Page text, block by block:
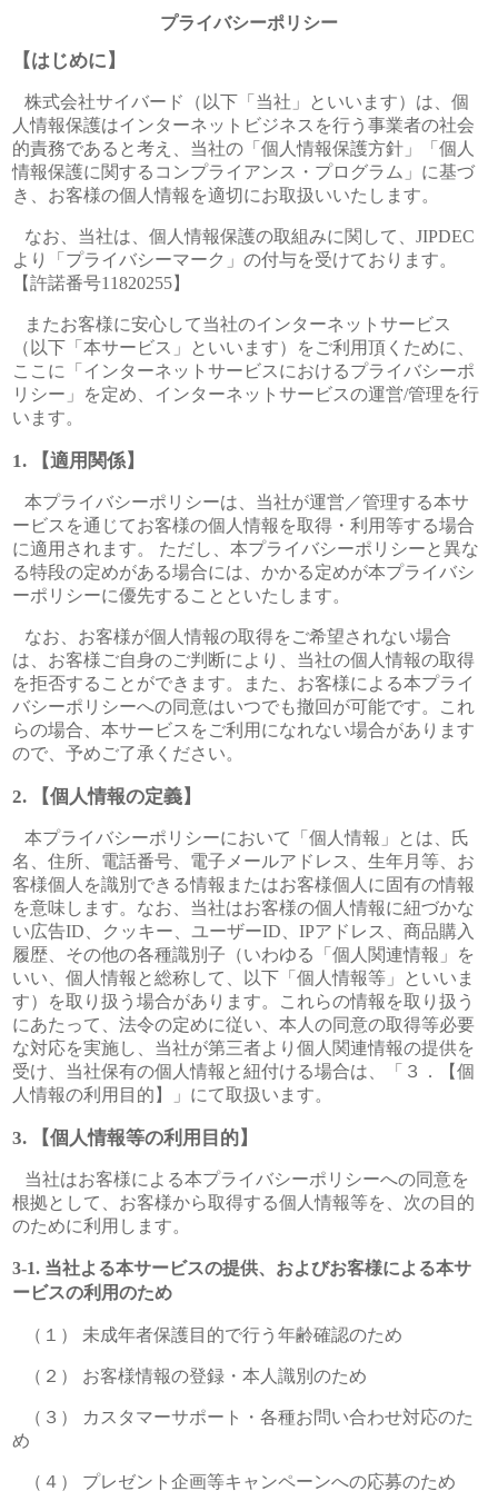
プライバシーポリシー
【はじめに】
株式会社サイバード（以下「当社」といいます）は、個
人情報保護はインターネットビジネスを行う事業者の社会
的責務であると考え、当社の「個人情報保護方針」「個人
情報保護に関するコンプライアンス・プログラム」に基づ
き、お客様の個人情報を適切にお取扱いいたします。
なお、当社は、個人情報保護の取組みに関して、JIPDEC
より「プライバシーマーク」の付与を受けております。
【許諾番号11820255】
またお客様に安心して当社のインターネットサービス
（以下「本サービス」といいます）をご利用頂くために、
ここに「インターネットサービスにおけるプライバシーポ
リシー」を定め、インターネットサービスの運営/管理を行
います。
【適用関係】
本プライバシーポリシーは、当社が運営／管理する本サ
ービスを通じてお客様の個人情報を取得・利用等する場合
に適用されます。 ただし、本プライバシーポリシーと異な
る特段の定めがある場合には、かかる定めが本プライバシ
ーポリシーに優先することといたします。
なお、お客様が個人情報の取得をご希望されない場合
は、お客様ご自身のご判断により、当社の個人情報の取得
を拒否することができます。また、お客様による本プライ
バシーポリシーへの同意はいつでも撤回が可能です。これ
らの場合、本サービスをご利用になれない場合があります
ので、予めご了承ください。
【個人情報の定義】
本プライバシーポリシーにおいて「個人情報」とは、氏
名、住所、電話番号、電子メールアドレス、生年月等、お
客様個人を識別できる情報またはお客様個人に固有の情報
を意味します。なお、当社はお客様の個人情報に紐づかな
い広告ID、クッキー、ユーザーID、IPアドレス、商品購入
履歴、その他の各種識別子（いわゆる「個人関連情報」を
いい、個人情報と総称して、以下「個人情報等」といいま
す）を取り扱う場合があります。これらの情報を取り扱う
にあたって、法令の定めに従い、本人の同意の取得等必要
な対応を実施し、当社が第三者より個人関連情報の提供を
受け、当社保有の個人情報と紐付ける場合は、「３．【個
人情報の利用目的】」にて取扱います。
【個人情報等の利用目的】
当社はお客様による本プライバシーポリシーへの同意を
根拠として、お客様から取得する個人情報等を、次の目的
のために利用します。
当社よる本サービスの提供、およびお客様による本サ
ービスの利用のため
（１） 未成年者保護目的で行う年齢確認のため
（２） お客様情報の登録・本人識別のため
（３） カスタマーサポート・各種お問い合わせ対応のた
め
（４） プレゼント企画等キャンペーンへの応募のため